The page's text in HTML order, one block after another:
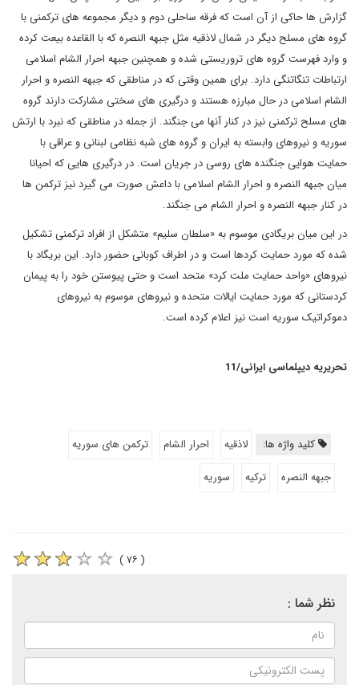
گزارش ها حاکی از آن است که فرقه ساحلی دوم و دیگر مجموعه های ترکمنی با
گروه های مسلح دیگر در شمال لاذقیه مثل جبهه النصره که با القاعده بیعت کرده
و وارد فهرست گروه های تروریستی شده و همچنین جبهه احرار الشام اسلامی
ارتباطات تنگاتنگی دارد. برای همین وقتی که در مناطقی که جبهه النصره و احرار
الشام اسلامی در حال مبارزه هستند و درگیری های سختی مشارکت دارند گروه
های مسلح ترکمنی نیز در کنار آنها می جنگند. از جمله در مناطقی که نبرد با ارتش
سوریه و نیروهای وابسته به ایران و گروه های شبه نظامی لبنانی و عراقی با
حمایت هوایی جنگنده های روسی در جریان است. در درگیری هایی که احیانا
میان جبهه النصره و احرار الشام اسلامی با داعش صورت می گیرد نیز ترکمن ها
در کنار جبهه النصره و احرار الشام می جنگند.
در این میان بریگادی موسوم به «سلطان سلیم» متشکل از افراد ترکمنی تشکیل
شده که مورد حمایت کردها است و در اطراف کوبانی حضور دارد. این بریگاد با
نیروهای «واحد حمایت ملت کرد» متحد است و حتی پیوستن خود را به پیمان
کردستانی که مورد حمایت ایالات متحده و نیروهای موسوم به نیروهای
دموکراتیک سوریه است نیز اعلام کرده است.
تحریریه دیپلماسی ایرانی/11
کلید واژه ها: لاذقیه احرار الشام
ترکمن های سوریه
جبهه النصره
تركيه سوريه
( ۷۶ )
نظر شما :